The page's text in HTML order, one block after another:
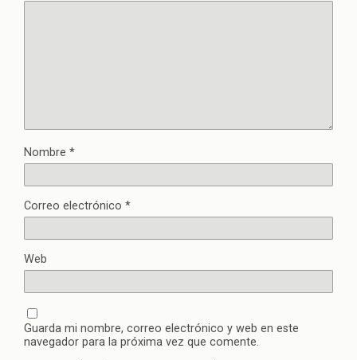
Nombre *
Correo electrónico *
Web
Guarda mi nombre, correo electrónico y web en este
navegador para la próxima vez que comente.